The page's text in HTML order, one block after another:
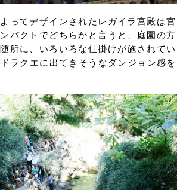
ってデザインされたレガイラ宮殿は宮
パクトでどちらかと言うと、庭園の方
所に、いろいろな仕掛けが施されてい
ラクエに出てきそうなダンジョン感を